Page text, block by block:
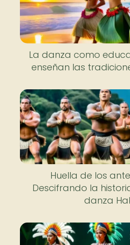
La danza como
enseñan las
Huella de los
Descifrando la
danza